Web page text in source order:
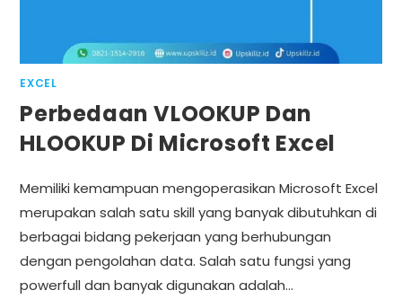
EXCEL
Perbedaan VLOOKUP Dan
HLOOKUP Di Microsoft Excel
Memiliki kemampuan mengoperasikan Microsoft Excel
merupakan salah satu skill yang banyak dibutuhkan di
berbagai bidang pekerjaan yang berhubungan
dengan pengolahan data. Salah satu fungsi yang
powerfull dan banyak digunakan adalah…